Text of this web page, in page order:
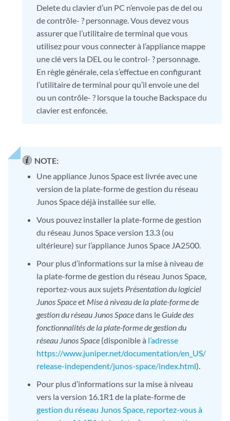
Delete du clavier d’un PC n’envoie pas de del ou
de contrôle- ? personnage. Vous devez vous
assurer que l’utilitaire de terminal que vous
utilisez pour vous connecter à l’appliance mappe
une clé vers la DEL ou le control- ? personnage.
En règle générale, cela s’effectue en configurant
l’utilitaire de terminal pour qu’il envoie une del
ou un contrôle- ? lorsque la touche Backspace du
clavier est enfoncée.
NOTE:
Une appliance Junos Space est livrée avec une
version de la plate-forme de gestion du réseau
Junos Space déjà installée sur elle.
Vous pouvez installer la plate-forme de gestion
du réseau Junos Space version 13.3 (ou
ultérieure) sur l’appliance Junos Space JA2500.
Pour plus d’informations sur la mise à niveau de
la plate-forme de gestion du réseau Junos Space,
reportez-vous aux sujets Présentation du logiciel
Junos Spaceet Mise à niveau de la plate-forme de
gestion du réseau Junos Spacedans leGuide des
fonctionnalités de la plate-forme de gestion du
réseau Junos Space (disponible à l’adresse
https://www.juniper.net/documentation/en_US/
release-independent/junos-space/index.html).
Pour plus d’informations sur la mise à niveau
vers la version 16.1R1 de la plate-forme de
gestion du réseau Junos Space, reportez-vous à